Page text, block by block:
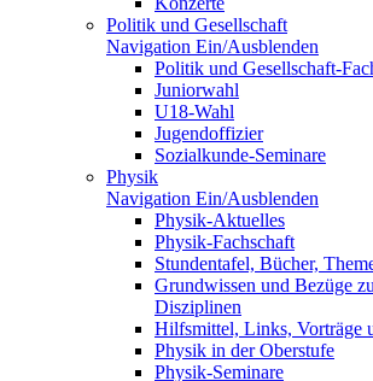
Politik und Gesellschaft
Navigation Ein/Ausblenden
Politik und Gesellschaft-
Juniorwahl
U18-Wahl
Jugendoffizier
Sozialkunde-Seminare
Physik
Navigation Ein/Ausblenden
Physik-Aktuelles
Physik-Fachschaft
Stundentafel, Bücher,
Grundwissen und Bezüge
Disziplinen
Hilfsmittel, Links, Vorträge
Physik in der Oberstufe
Physik-Seminare